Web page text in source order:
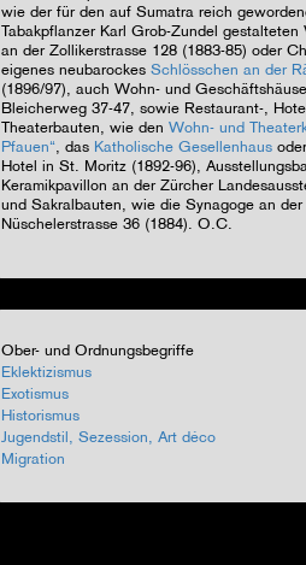
wie der für den auf Sumatra reich
Tabakpflanzer Karl Grob-Zundel gestalteten
an der Zollikerstrasse 128 (1883-85) oder
eigenes neubarockes Schlösschen an der
(1896/97), auch Wohn- und
Bleicherweg 37-47, sowie Restaurant-,
Theaterbauten, wie den Wohn- und
Pfauen“, das Katholische Gesellenhaus
Hotel in St. Moritz (1892-96),
Keramikpavillon an der Zürcher
und Sakralbauten, wie die Synagoge an der
Nüschelerstrasse 36 (1884). O.C.
Ober- und Ordnungsbegriffe
Eklektizismus
Exotismus
Historismus
Jugendstil, Sezession, Art déco
Migration